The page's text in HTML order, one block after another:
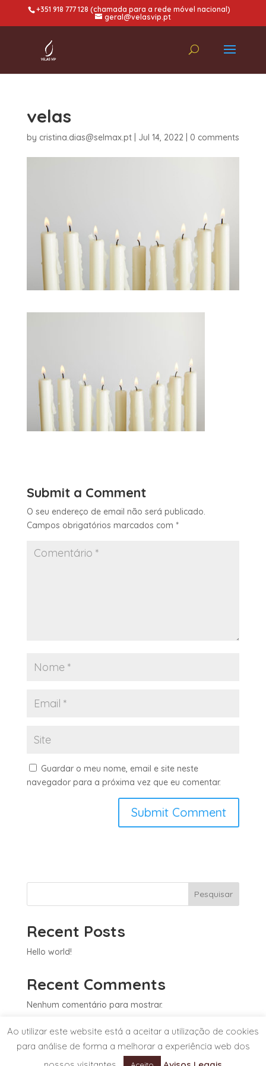
+351 918 777 128 (chamada para a rede móvel nacional)
geral@velasvip.pt
velas
by cristina.dias@selmax.pt| Jul 14, 2022| 0 comments
Submit a Comment
O seu endereço de email não será publicado.
Campos obrigatórios marcados com *
Guardar o meu nome, email e site neste
navegador para a próxima vez que eu comentar.
Pesquisar
Recent Posts
Hello world!
Recent Comments
Nenhum comentário para mostrar.
Ao utilizar este website está a aceitar a utilização de cookies
para análise de forma a melhorar a experiência web dos